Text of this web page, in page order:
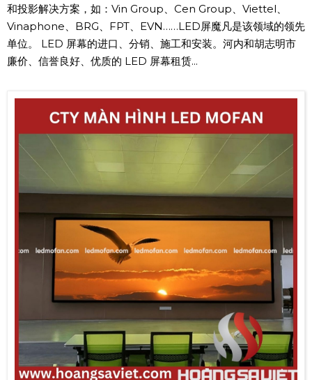
和投影解决方案，如：Vin Group、Cen Group、Viettel、
Vinaphone、BRG、FPT、EVN……LED屏魔凡是该领域的领先
单位。 LED 屏幕的进口、分销、施工和安装。河内和胡志明市
廉价、信誉良好、优质的 LED 屏幕租赁...